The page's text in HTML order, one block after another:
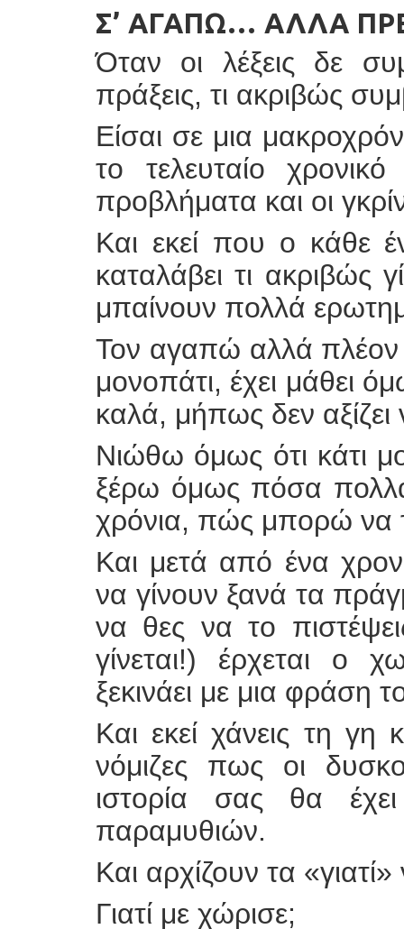
Σ’ ΑΓΑΠΏ… ΑΛΛΆ
Όταν οι λέξεις δε
πράξεις, τι ακριβώς
Είσαι σε μια
το τελευταίο
προβλήματα και οι
Και εκεί που ο κάθε
καταλάβει τι ακριβώς
μπαίνουν πολλά
Τον αγαπώ αλλά πλέον
μονοπάτι, έχει μάθει
καλά, μήπως δεν
Νιώθω όμως ότι κάτι
ξέρω όμως πόσα
χρόνια, πώς μπορώ να
Και μετά από ένα
να γίνουν ξανά τα
να θες να το
γίνεται!) έρχεται ο
ξεκινάει με μια
Και εκεί χάνεις τη
νόμιζες πως οι
ιστορία σας θα
παραμυθιών.
Και αρχίζουν τα
Γιατί με χώρισε;